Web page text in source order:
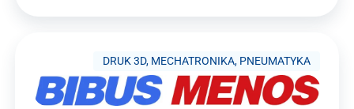
DRUK 3D, MECHATRONIKA, PNEUMATYKA